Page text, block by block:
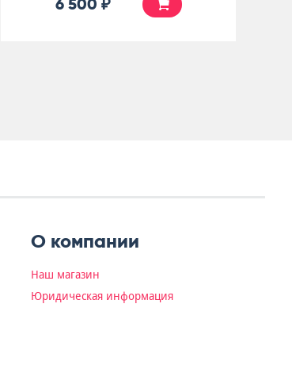
6 500 ₽
О компании
Наш магазин
Юридическая информация